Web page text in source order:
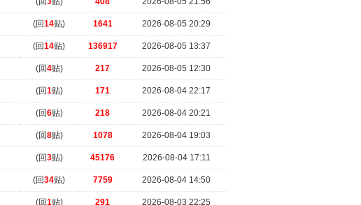
(回14贴) 1641 2026-08-05 20:29
(回14贴) 136917 2026-08-05 13:37
(回4贴) 217 2026-08-05 12:30
(回1贴) 171 2026-08-04 22:17
(回6贴) 218 2026-08-04 20:21
(回8贴) 1078 2026-08-04 19:03
(回3贴) 45176 2026-08-04 17:11
(回34贴) 7759 2026-08-04 14:50
(回1贴) 291 2026-08-03 22:25